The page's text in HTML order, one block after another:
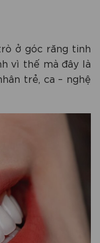
ở góc răng tinh
vì thế mà đây là
trẻ, ca – nghệ